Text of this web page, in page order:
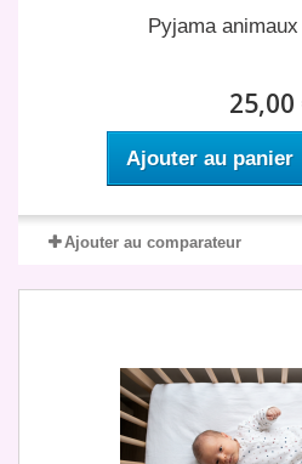
Pyjama
25,00
Ajouter au panier
Ajouter au comparateur